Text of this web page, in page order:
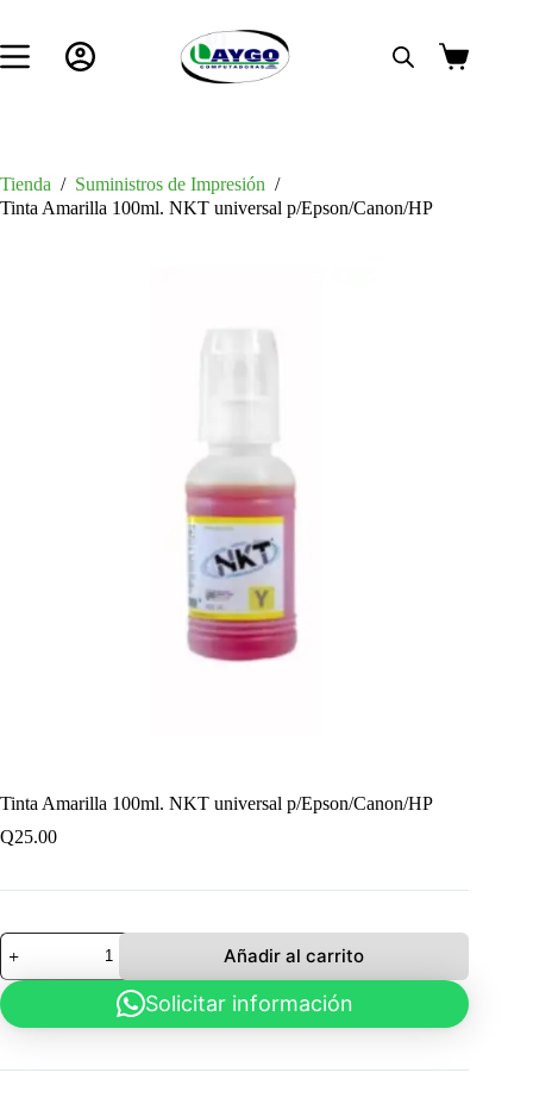
contenido
Carro
Tienda / Suministros de Impresión /
Tinta Amarilla 100ml. NKT universal p/Epson/Canon/HP
Tinta Amarilla 100ml. NKT universal p/Epson/Canon/HP
Q25.00
Tinta
Amarilla
100ml.
NKT
universal
Añadir al carrito
Solicitar información